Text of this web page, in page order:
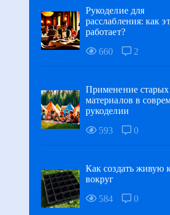
Рукоделие для
расслабления: как
работает?
660
2
Применение старых
материалов в
рукоделии
593
0
Как создать живую
вокруг
584
0